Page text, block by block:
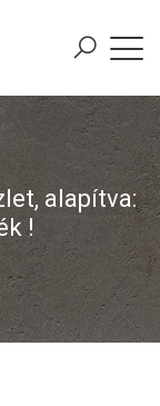
alapítva:
!